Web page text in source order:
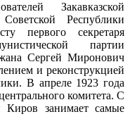
Закавказской
Республики
первого секретаря
партии
Сергей Миронович
и реконструкцией
В апреле 1923 года
комитета. С
занимает самые